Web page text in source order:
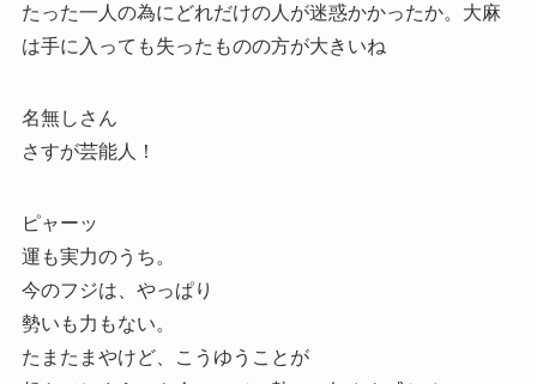
たった一人の為にどれだけの人が迷惑かかったか。大麻
は手に入っても失ったものの方が大きいね
名無しさん
さすが芸能人！
ピャーッ
運も実力のうち。
今のフジは、やっぱり
勢いも力もない。
たまたまやけど、こうゆうことが